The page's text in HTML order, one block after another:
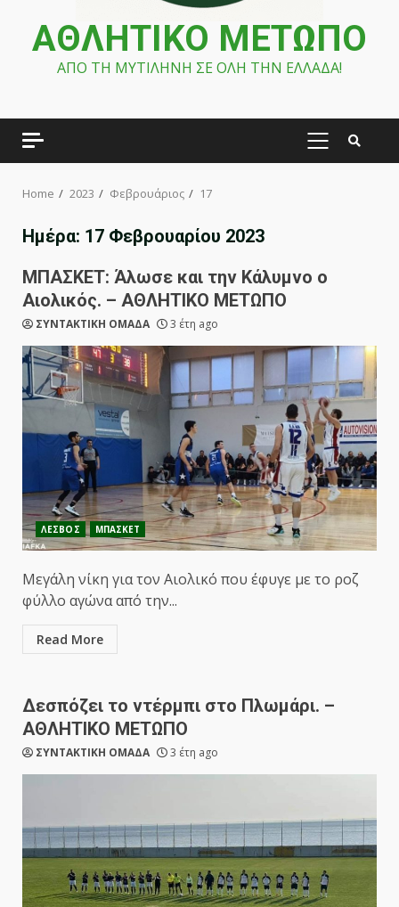
ΑΘΛΗΤΙΚΟ ΜΕΤΩΠΟ
ΑΠΟ ΤΗ ΜΥΤΙΛΗΝΗ ΣΕ ΟΛΗ ΤΗΝ ΕΛΛΑΔΑ!
PRIMARY
Home 2023 Φεβρουάριος 17
Ημέρα: 17 Φεβρουαρίου 2023
ΜΠΑΣΚΕΤ: Άλωσε και την Κάλυμνο ο
Αιολικός. – ΑΘΛΗΤΙΚΟ ΜΕΤΩΠΟ
ΣΥΝΤΑΚΤΙΚΗ ΟΜΑΔΑ 3 έτη ago
ΛΕΣΒΟΣ ΜΠΑΣΚΕΤ
Μεγάλη νίκη για τον Αιολικό που έφυγε με το ροζ
φύλλο αγώνα από την...
Read More
Δεσπόζει το ντέρμπι στο Πλωμάρι. –
ΑΘΛΗΤΙΚΟ ΜΕΤΩΠΟ
ΣΥΝΤΑΚΤΙΚΗ ΟΜΑΔΑ 3 έτη ago